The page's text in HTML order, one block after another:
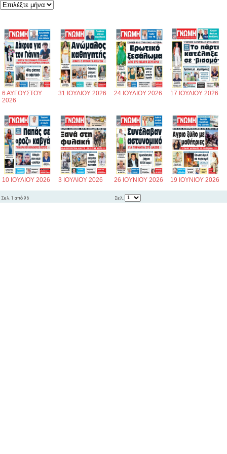
6 ΑΥΓΟΥΣΤΟΥ
2026
31 ΙΟΥΛΙΟΥ 2026 24 ΙΟΥΛΙΟΥ 2026 17 ΙΟΥΛΙΟΥ 2026
10 ΙΟΥΛΙΟΥ 2026 3 ΙΟΥΛΙΟΥ 2026 26 ΙΟΥΝΙΟΥ 2026 19 ΙΟΥΝΙΟΥ 2026
Σελ. 1 από 96 Σελ.